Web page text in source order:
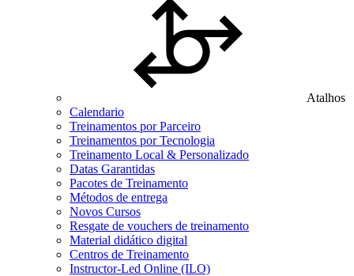
Atalhos
Calendario
Treinamentos por Parceiro
Treinamentos por Tecnologia
Treinamento Local & Personalizado
Datas Garantidas
Pacotes de Treinamento
Métodos de entrega
Novos Cursos
Resgate de vouchers de treinamento
Material didático digital
Centros de Treinamento
Instructor-Led Online (ILO)